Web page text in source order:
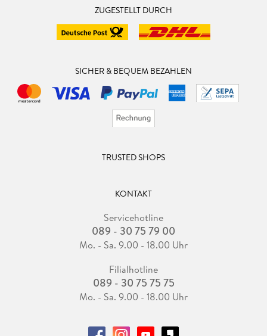
ZUGESTELLT DURCH
SICHER & BEQUEM BEZAHLEN
TRUSTED SHOPS
KONTAKT
Servicehotline
089 - 30 75 79 00
Mo. - Sa. 9.00 - 18.00 Uhr
Filialhotline
089 - 30 75 75 75
Mo. - Sa. 9.00 - 18.00 Uhr